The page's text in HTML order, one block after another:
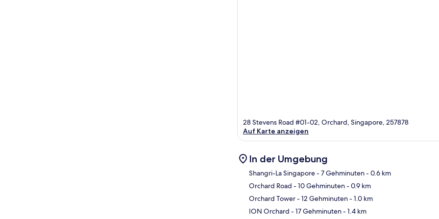
28 Stevens Road #01-02, Orchard, Singapore, 257878
Auf Karte anzeigen
In der Umgebung
Shangri-La Singapore- 7 Gehminuten- 0.6 km
Orchard Road - 10 Gehminuten- 0.9 km
Orchard Tower- 12 Gehminuten- 1.0 km
ION Orchard - 17 Gehminuten- 1.4 km